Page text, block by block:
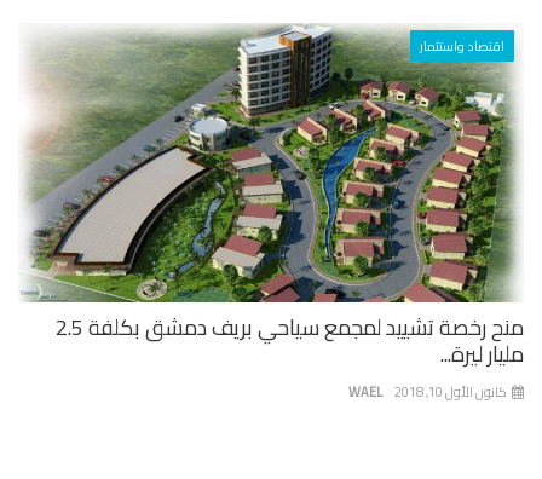
اقتصاد واستثمار
منح رخصة تشييد لمجمع سياحي بريف دمشق بكلفة 2.5
ليرة...
WAEL الأول 10, 2018